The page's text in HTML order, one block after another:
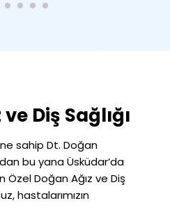
ve Diş Sağlığı
sahip Dt. Doğan
bu yana Üsküdar’da
Doğan Ağız ve Diş
hastalarımızın